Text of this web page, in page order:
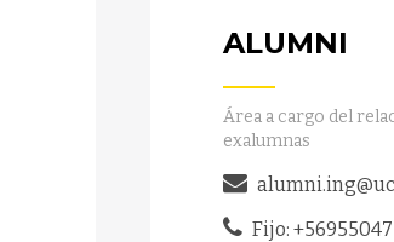
ALUMNI
Área a cargo del
exalumnas
Fijo: